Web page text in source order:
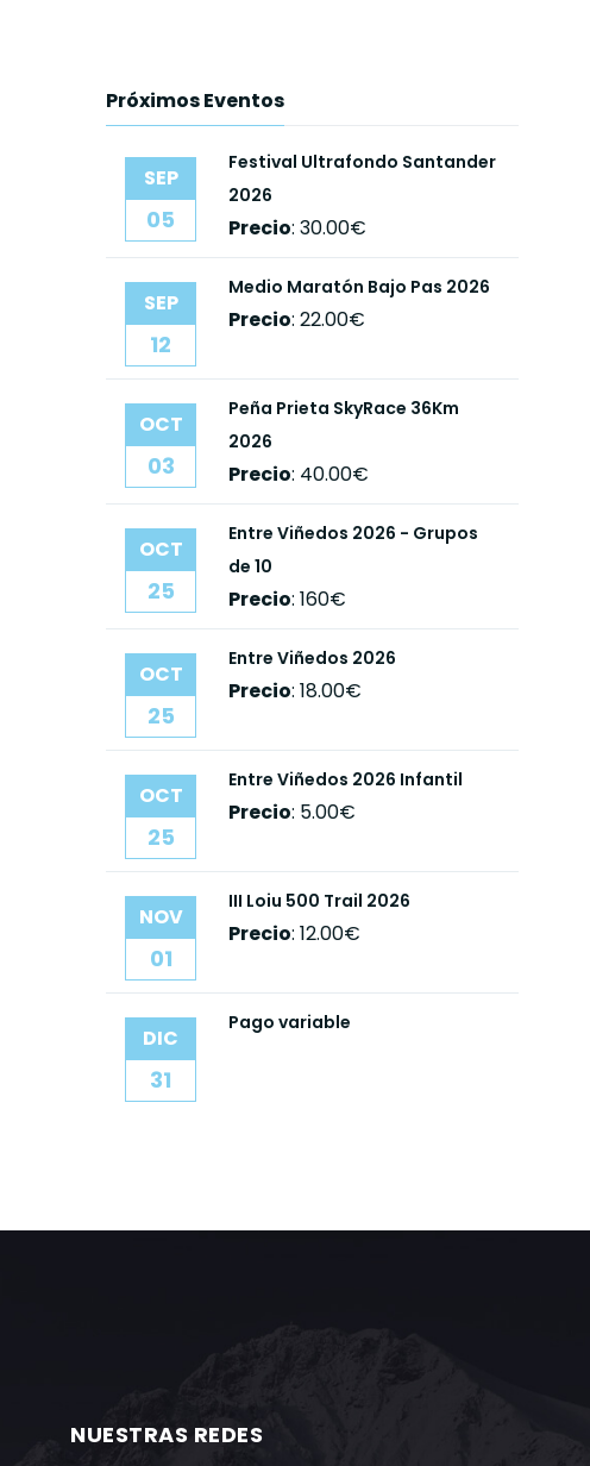
Próximos Eventos
SEP
05
Festival Ultrafondo Santander
2026
Precio: 30.00€
SEP
12
Medio Maratón Bajo Pas 2026
Precio: 22.00€
OCT
03
Peña Prieta SkyRace 36Km
2026
Precio: 40.00€
OCT
25
Entre Viñedos 2026 - Grupos
de 10
Precio: 160€
OCT
25
Entre Viñedos 2026
Precio: 18.00€
OCT
25
Entre Viñedos 2026 Infantil
Precio: 5.00€
NOV
01
III Loiu 500 Trail 2026
Precio: 12.00€
DIC
31
Pago variable
NUESTRAS REDES